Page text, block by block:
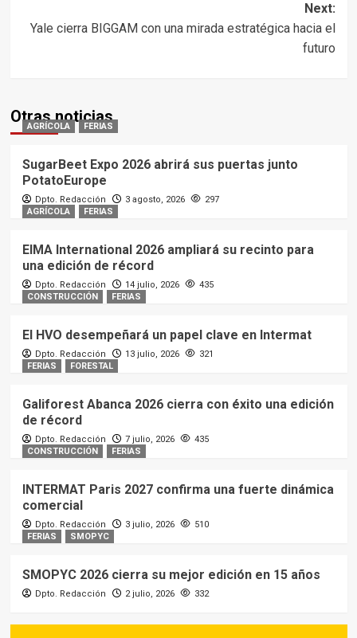
Next:
Yale cierra BIGGAM con una mirada estratégica hacia el
futuro
Otras noticias
AGRÍCOLA FERIAS
SugarBeet Expo 2026 abrirá sus puertas junto
PotatoEurope
Dpto. Redacción 3 agosto, 2026
297
AGRÍCOLA
FERIAS
EIMA International 2026 ampliará su recinto para
una edición de récord
Dpto. Redacción 14 julio, 2026
435
CONSTRUCCIÓN
FERIAS
El HVO desempeñará un papel clave en Intermat
Dpto. Redacción 13 julio, 2026
321
FERIAS
FORESTAL
Galiforest Abanca 2026 cierra con éxito una edición
de récord
Dpto. Redacción 7 julio, 2026
435
CONSTRUCCIÓN
FERIAS
INTERMAT Paris 2027 confirma una fuerte dinámica
comercial
Dpto. Redacción 3 julio, 2026
510
FERIAS
SMOPYC
SMOPYC 2026 cierra su mejor edición en 15 años
Dpto. Redacción 2 julio, 2026 332